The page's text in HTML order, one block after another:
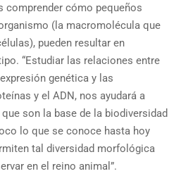
comprender cómo pequeños
(la macromolécula que
pueden resultar en
“Estudiar las relaciones entre
genética y las
y el ADN, nos ayudará a
son la base de la biodiversidad
lo que se conoce hasta hoy
tal diversidad morfológica
en el reino animal”.